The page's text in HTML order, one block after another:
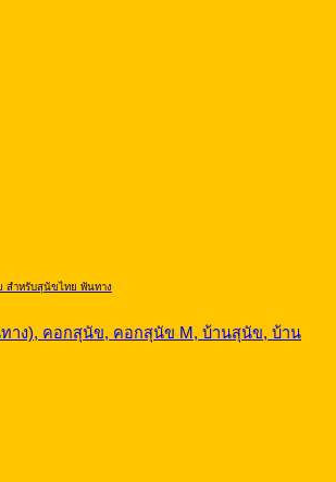
ำหรับสุนัขไทย พันทาง
ทาง), คอกสุนัข, คอกสุนัข M, บ้านสุนัข, บ้าน